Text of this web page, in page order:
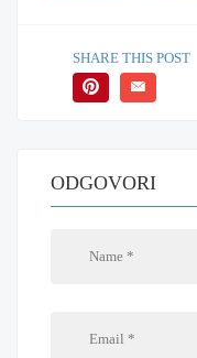
SHARE THIS POST
ODGOVORI